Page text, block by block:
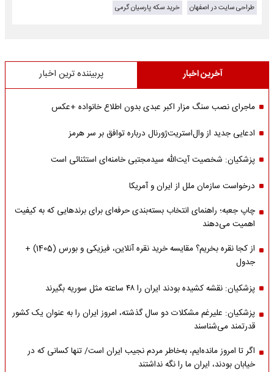
طراحی سایت در اصفهان
خرید سکه پارسیان گرمی
آخرین اخبار پربیننده ترین اخبار
ماجرای نصب سنگ مزار اکبر عبدی بدون اطلاع خانواده +عکس
ادعایی جدید از وال‌استریت‌ژورنال درباره توافق بر سر هرمز
پزشکیان: شخصیت آیت‌الله سیدمجتبی خامنه‌ای استثنائی است
درخواست سازمان ملل از ایران و آمریکا
چاپ جعبه؛ راهنمای انتخاب بسته‌بندی حرفه‌ای برای برندهایی که به کیفیت
اهمیت می‌دهند
از کجا نقره بخریم؟ مقایسه خرید نقره آنلاین، فیزیکی و بورس (1405) +
جدول
پزشکیان: نقشه کشیده بودند ایران را ۴۸ ساعته مثل سوریه بگیرند
پزشکیان: علیرغم مشکلات دو سال گذشته، امروز ایران را به عنوان یک کشور
قدرتمند می‌شناسند
اگر تا امروز مانده‌ایم، به‌خاطر مردم نجیب ایران است/ تنها کسانی که در
خیابان بودند، ایران ما را نگه نداشتند